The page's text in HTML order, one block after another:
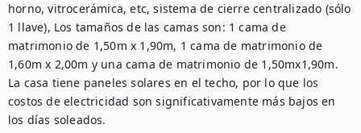
horno, vitrocerámica, etc, sistema de cierre centralizado (sólo
1 llave), Los tamaños de las camas son: 1 cama de
matrimonio de 1,50m x 1,90m, 1 cama de matrimonio de
1,60m x 2,00m y una cama de matrimonio de 1,50mx1,90m.
La casa tiene paneles solares en el techo, por lo que los
costos de electricidad son significativamente más bajos en
los días soleados.